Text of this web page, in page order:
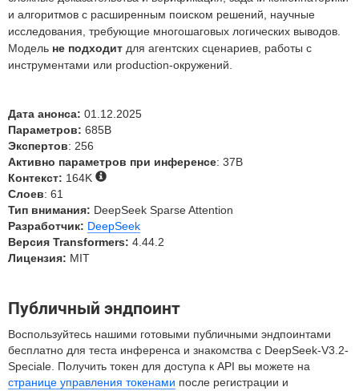
и алгоритмов с расширенным поиском решений, научные
исследования, требующие многошаговых логических выводов.
Модель не подходит для агентских сценариев, работы с
инструментами или production-окружений.
Дата анонса: 01.12.2025
Параметров: 685B
Экспертов: 256
Активно параметров при инференсе: 37B
Контекст: 164K
Слоев: 61
Тип внимания: DeepSeek Sparse Attention
Разработчик: DeepSeek
Версия Transformers: 4.44.2
Лицензия: MIT
Публичный эндпоинт
Воспользуйтесь нашими готовыми публичными эндпоинтами
бесплатно для теста инференса и знакомства с DeepSeek-V3.2-
Speciale. Получить токен для доступа к API вы можете на
странице управления токенами после регистрации и